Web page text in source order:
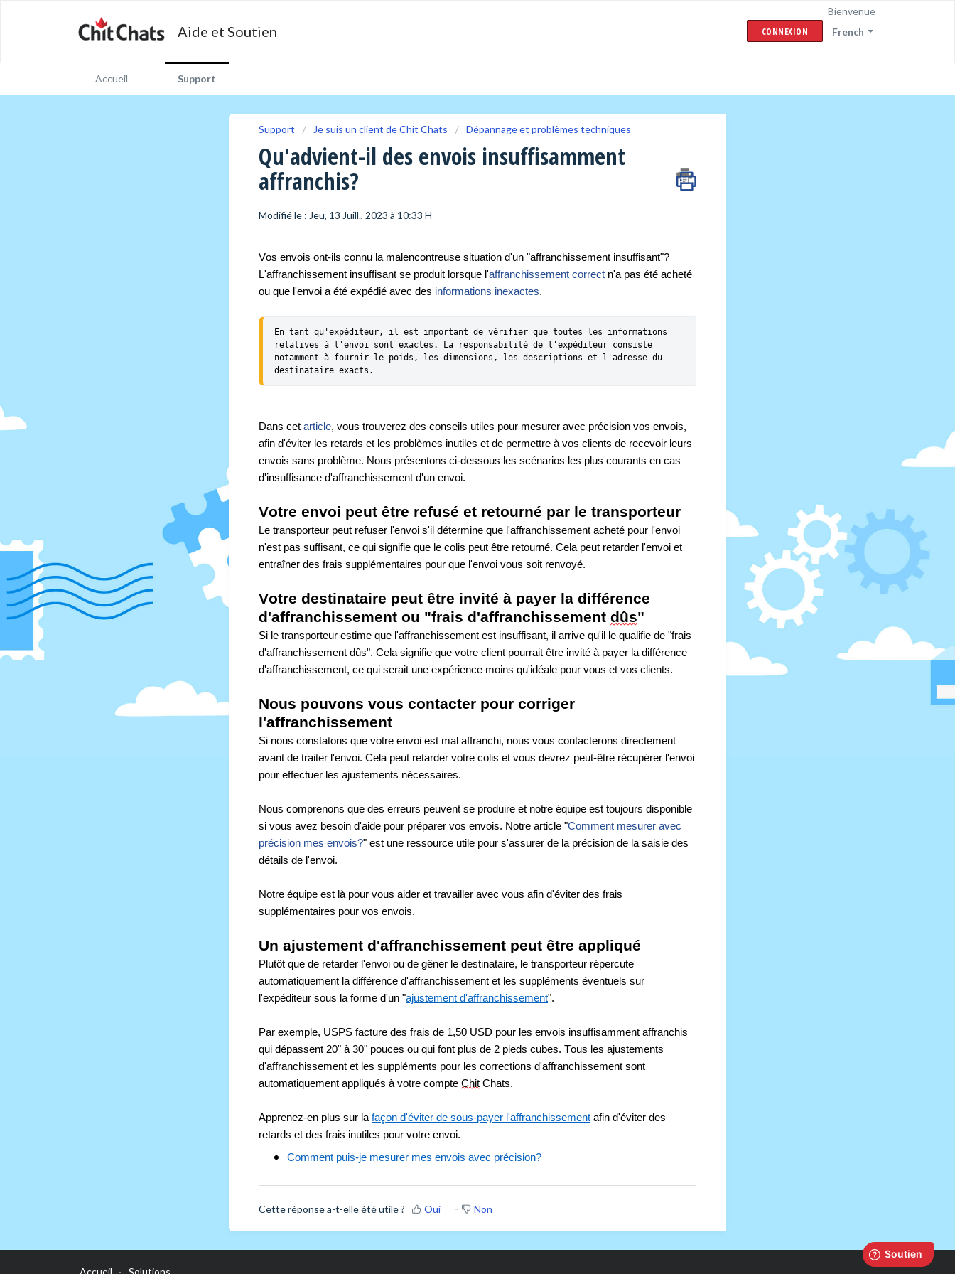
Aide et Soutien French
Bienvenue
CONNEXION
Accueil Support
Support Je suis un client de Chit Chats Dépannage et problèmes techniques
Qu'advient-il des envois insuffisamment
affranchis?
Modifié le : Jeu, 13 Juill., 2023 à 10:33 H
Vos envois ont-ils connu la malencontreuse situation d'un "affranchissement insuffisant"?
L'affranchissement insuffisant se produit lorsque l'affranchissement correct n'a pas été acheté
ou que l'envoi a été expédié avec des informations inexactes.
En tant qu'expéditeur, il est important de vérifier que toutes les informations
relatives à l'envoi sont exactes. La responsabilité de l'expéditeur consiste
notamment à fournir le poids, les dimensions, les descriptions et l'adresse du
destinataire exacts.
Dans cet article, vous trouverez des conseils utiles pour mesurer avec précision vos envois,
afin d'éviter les retards et les problèmes inutiles et de permettre à vos clients de recevoir leurs
envois sans problème. Nous présentons ci-dessous les scénarios les plus courants en cas
d'insuffisance d'affranchissement d'un envoi.
Votre envoi peut être refusé et retourné par le transporteur
Le transporteur peut refuser l'envoi s'il détermine que l'affranchissement acheté pour l'envoi
n'est pas suffisant, ce qui signifie que le colis peut être retourné. Cela peut retarder l'envoi et
entraîner des frais supplémentaires pour que l'envoi vous soit renvoyé.
Votre destinataire peut être invité à payer la différence
d'affranchissement ou "frais d'affranchissement dûs"
Si le transporteur estime que l'affranchissement est insuffisant, il arrive qu'il le qualifie de "frais
d'affranchissement dûs". Cela signifie que votre client pourrait être invité à payer la différence
d'affranchissement, ce qui serait une expérience moins qu'idéale pour vous et vos clients.
Nous pouvons vous contacter pour corriger
l'affranchissement
Si nous constatons que votre envoi est mal affranchi, nous vous contacterons directement
avant de traiter l'envoi. Cela peut retarder votre colis et vous devrez peut-être récupérer l'envoi
pour effectuer les ajustements nécessaires.
Nous comprenons que des erreurs peuvent se produire et notre équipe est toujours disponible
si vous avez besoin d'aide pour préparer vos envois. Notre article "Comment mesurer avec
précision mes envois?" est une ressource utile pour s'assurer de la précision de la saisie des
détails de l'envoi.
Notre équipe est là pour vous aider et travailler avec vous afin d'éviter des frais
supplémentaires pour vos envois.
Un ajustement d'affranchissement peut être appliqué
Plutôt que de retarder l'envoi ou de gêner le destinataire, le transporteur répercute
automatiquement la différence d'affranchissement et les suppléments éventuels sur
l'expéditeur sous la forme d'un "ajustement d'affranchissement".
Par exemple, USPS facture des frais de 1,50 USD pour les envois insuffisamment affranchis
qui dépassent 20" à 30" pouces ou qui font plus de 2 pieds cubes. Tous les ajustements
d'affranchissement et les suppléments pour les corrections d'affranchissement sont
automatiquement appliqués à votre compte Chit Chats.
Apprenez-en plus sur la façon d'éviter de sous-payer l'affranchissement afin d'éviter des
retards et des frais inutiles pour votre envoi.
Comment puis-je mesurer mes envois avec précision?
Cette réponse a-t-elle été utile ? Oui Non